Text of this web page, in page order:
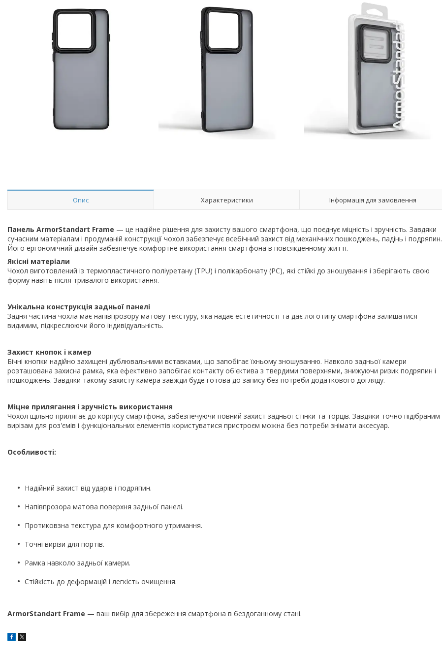
Опис Характеристики Інформація для замовлення
Панель ArmorStandart Frame — це надійне рішення для захисту вашого смартфона, що поєднує міцність і зручність. Завдяки
сучасним матеріалам і продуманій конструкції чохол забезпечує всебічний захист від механічних пошкоджень, падінь і подряпин.
Його ергономічний дизайн забезпечує комфортне використання смартфона в повсякденному житті.
Якісні матеріали
Чохол виготовлений із термопластичного поліуретану (TPU) і полікарбонату (PC), які стійкі до зношування і зберігають свою
форму навіть після тривалого використання.
Унікальна конструкція задньої панелі
Задня частина чохла має напівпрозору матову текстуру, яка надає естетичності та дає логотипу смартфона залишатися
видимим, підкреслюючи його індивідуальність.
Захист кнопок і камер
Бічні кнопки надійно захищені дублювальними вставками, що запобігає їхньому зношуванню. Навколо задньої камери
розташована захисна рамка, яка ефективно запобігає контакту об'єктива з твердими поверхнями, знижуючи ризик подряпин і
пошкоджень. Завдяки такому захисту камера завжди буде готова до запису без потреби додаткового догляду.
Міцне прилягання і зручність використання
Чохол щільно прилягає до корпусу смартфона, забезпечуючи повний захист задньої стінки та торців. Завдяки точно підібраним
вирізам для роз'ємів і функціональних елементів користуватися пристроєм можна без потреби знімати аксесуар.
Особливості:
Надійний захист від ударів і подряпин.
Напівпрозора матова поверхня задньої панелі.
Протиковзна текстура для комфортного утримання.
Точні вирізи для портів.
Рамка навколо задньої камери.
Стійкість до деформацій і легкість очищення.
ArmorStandart Frame — ваш вибір для збереження смартфона в бездоганному стані.